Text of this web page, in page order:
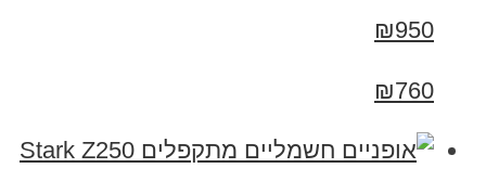
₪950
₪760